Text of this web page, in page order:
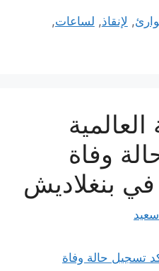
, لإنقاذ, لساعات,
وفاة
في بنغلاديش